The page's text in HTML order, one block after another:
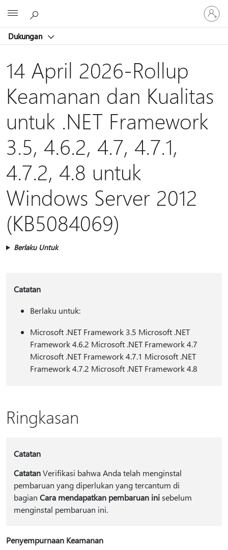
Dukungan
Masuk
ke
akun
14 April 2026-Rollup
Keamanan dan Kualitas
untuk .NET Framework
3.5, 4.6.2, 4.7, 4.7.1,
4.7.2, 4.8 untuk
Windows Server 2012
(KB5084069)
Berlaku Untuk
Catatan
Berlaku untuk:
Microsoft .NET Framework 3.5 Microsoft .NET
Framework 4.6.2 Microsoft .NET Framework 4.7
Microsoft .NET Framework 4.7.1 Microsoft .NET
Framework 4.7.2 Microsoft .NET Framework 4.8
Ringkasan
Catatan
CatatanVerifikasi bahwa Anda telah menginstal
pembaruan yang diperlukan yang tercantum di
bagian Cara mendapatkan pembaruan inisebelum
menginstal pembaruan ini.
Penyempurnaan Keamanan